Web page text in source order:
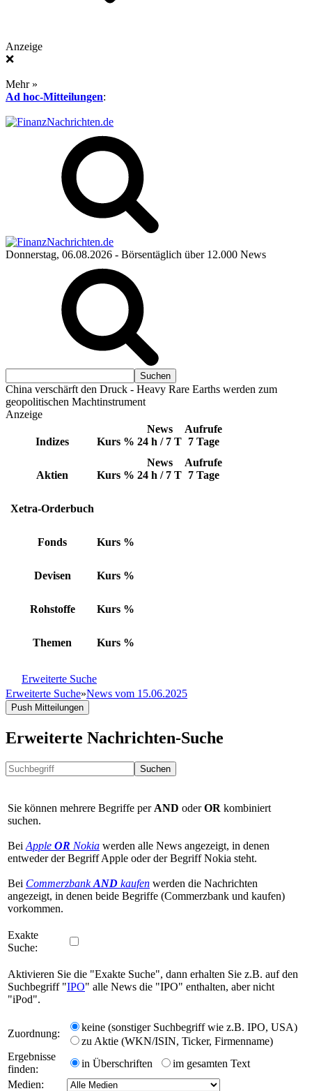
Anzeige
❌
Mehr »
Ad hoc-Mitteilungen:
Donnerstag, 06.08.2026 - Börsentäglich über 12.000 News
China verschärft den Druck - Heavy Rare Earths werden zum
geopolitischen Machtinstrument
Anzeige
Indizes Kurs %
News
24 h / 7 T
Aufrufe
7 Tage
Aktien Kurs %
News
24 h / 7 T
Aufrufe
7 Tage
Xetra-Orderbuch
Fonds Kurs %
Devisen Kurs %
Rohstoffe Kurs %
Themen Kurs %
Erweiterte Suche
Erweiterte Suche»News vom 15.06.2025
Push Mitteilungen
Erweiterte Nachrichten-Suche
Suchen
Sie können mehrere Begriffe per AND oderOR kombiniert
suchen.
Bei Apple OR Nokia werden alle News angezeigt, in denen
entweder der Begriff Apple oder der Begriff Nokia steht.
Bei CommerzbankAND kaufen werden die Nachrichten
angezeigt, in denen beide Begriffe (Commerzbank und kaufen)
vorkommen.
Exakte
Suche:
Aktivieren Sie die "Exakte Suche", dann erhalten Sie z.B. auf den
Suchbegriff "IPO" alle News die "IPO" enthalten, aber nicht
"iPod".
Zuordnung:
keine (sonstiger Suchbegriff wie z.B. IPO, USA)
zu Aktie (WKN/ISIN, Ticker, Firmenname)
Ergebnisse
finden:
in Überschriften
im gesamten Text
Medien: